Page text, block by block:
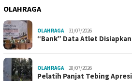
OLAHRAGA
OLAHRAGA 31/07/2026
“Bank” Data Atlet
OLAHRAGA 28/07/2026
Pelatih Panjat Tebing